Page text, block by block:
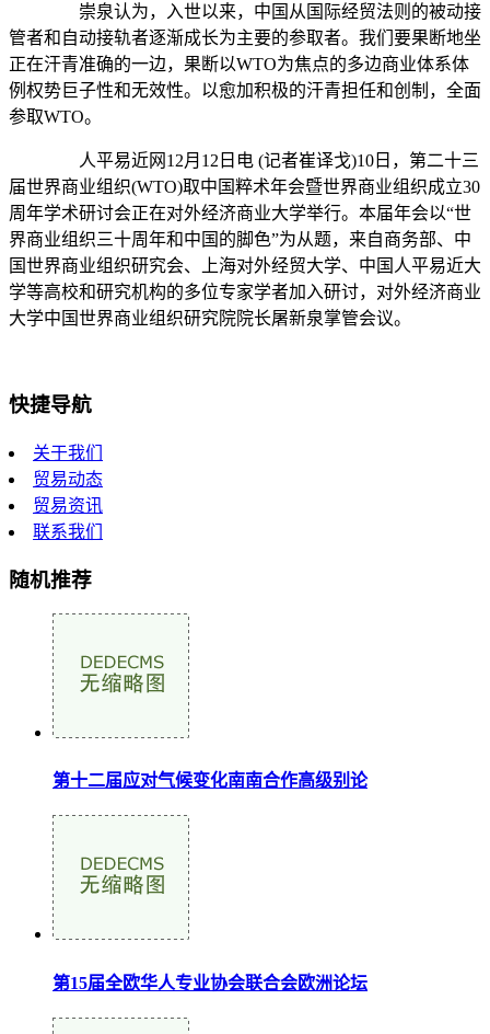
崇泉认为，入世以来，中国从国际经贸法则的被动接
管者和自动接轨者逐渐成长为主要的参取者。我们要果断地坐
正在汗青准确的一边，果断以WTO为焦点的多边商业体系体
例权势巨子性和无效性。以愈加积极的汗青担任和创制，全面
参取WTO。
人平易近网12月12日电 (记者崔译戈)10日，第二十三
届世界商业组织(WTO)取中国粹术年会暨世界商业组织成立30
周年学术研讨会正在对外经济商业大学举行。本届年会以“世
界商业组织三十周年和中国的脚色”为从题，来自商务部、中
国世界商业组织研究会、上海对外经贸大学、中国人平易近大
学等高校和研究机构的多位专家学者加入研讨，对外经济商业
大学中国世界商业组织研究院院长屠新泉掌管会议。
快捷导航
关于我们
贸易动态
贸易资讯
联系我们
随机推荐
第十二届应对气候变化南南合作高级别论
第15届全欧华人专业协会联合会欧洲论坛